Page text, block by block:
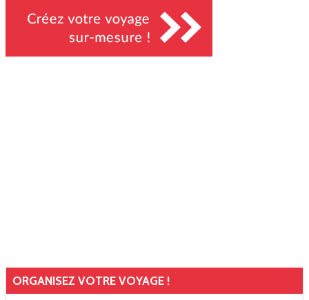
ORGANISEZ VOTRE VOYAGE !